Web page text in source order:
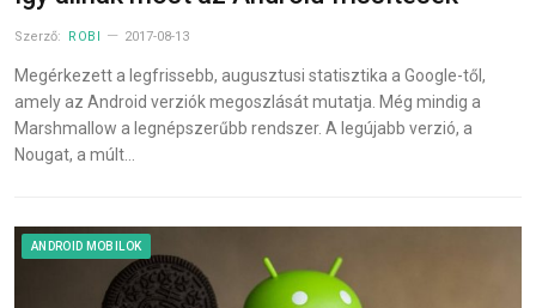
Szerző: ROBI 2017-08-13
Megérkezett a legfrissebb, augusztusi statisztika a Google-től,
amely az Android verziók megoszlását mutatja. Még mindig a
Marshmallow a legnépszerűbb rendszer. A legújabb verzió, a
Nougat, a múlt…
ANDROID MOBILOK